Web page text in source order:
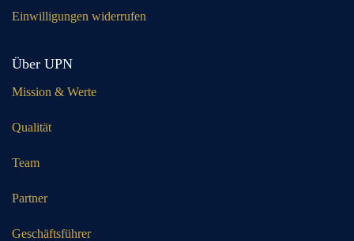
Einwilligungen widerrufen
Über UPN
Mission & Werte
Qualität
Team
Partner
Geschäftsführer